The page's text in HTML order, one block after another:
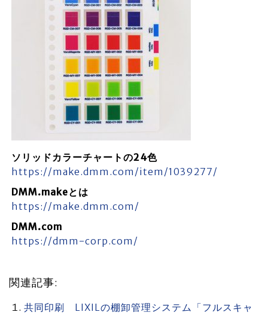
ソリッドカラーチャートの24色
https://make.dmm.com/item/1039277/
DMM.makeとは
https://make.dmm.com/
DMM.com
https://dmm-corp.com/
関連記事:
共同印刷 LIXILの棚卸管理システム「フルスキャ